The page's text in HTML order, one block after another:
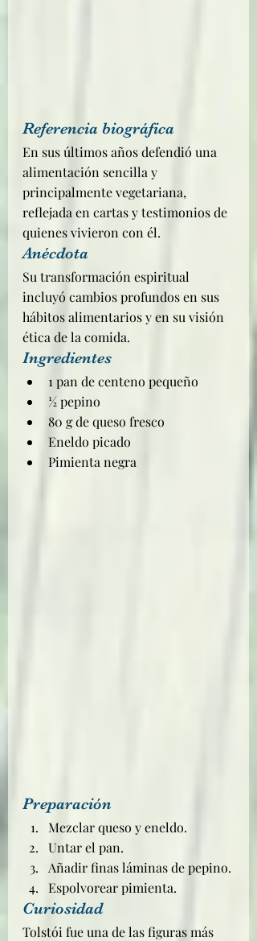
Referencia biográfica
En sus últimos años defendió una
alimentación sencilla y
principalmente vegetariana,
reflejada en cartas y testimonios de
quienes vivieron con él.
Anécdota
Su transformación espiritual
incluyó cambios profundos en sus
hábitos alimentarios y en su visión
ética de la comida.
Ingredientes
1 pan de centeno pequeño
½ pepino
80 g de queso fresco
Eneldo picado
Pimienta negra
Preparación
Mezclar queso y eneldo.
Untar el pan.
Añadir finas láminas de pepino.
Espolvorear pimienta.
Curiosidad
Tolstói fue una de las figuras más